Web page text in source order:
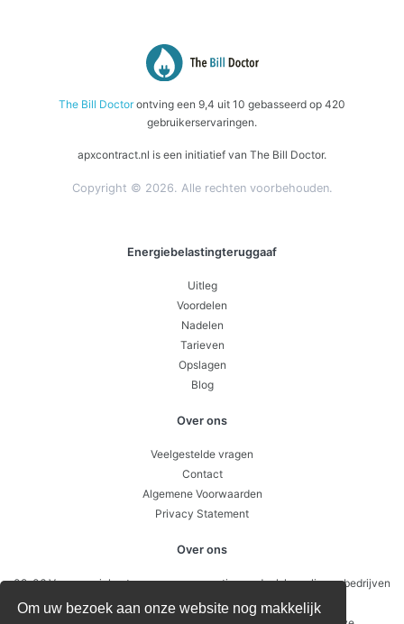
Om uw bezoek aan onze website nog makkelijk
The Bill Doctorontving een 9,4 uit 10 gebasseerd op 420
gebruikerservaringen.
apxcontract.nl is een initiatief van The Bill Doctor.
Copyright © 2026. Alle rechten voorbehouden.
Energiebelastingteruggaaf
Uitleg
Voordelen
Nadelen
Tarieven
Opslagen
Blog
Over ons
Veelgestelde vragen
Contact
Algemene Voorwaarden
Privacy Statement
Over ons
09-06 Van energiekosten naar concurrentievoordeel: hoe slimme bedrijven
sturen op prijsverschillen per uur